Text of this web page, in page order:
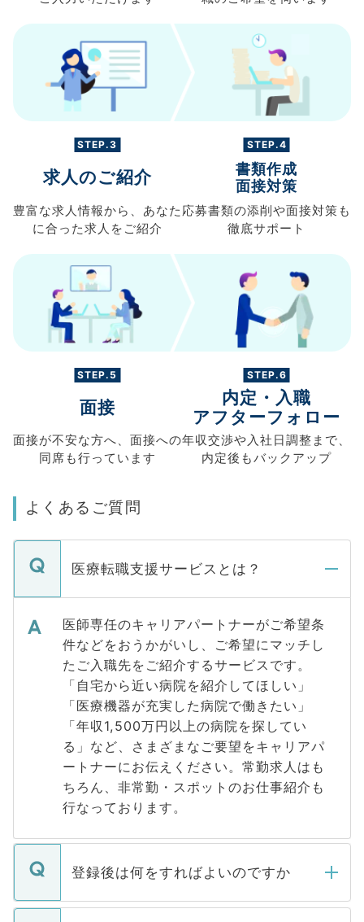
STEP.3
求人のご紹介
豊富な求人情報から、 あなた
に合った求人を ご紹介
STEP.4
書類作成
面接対策
応募書類の添削や面接対策も
徹底サポート
STEP.5
面接
面接が不安な方へ、 面接への
同席も行っています
STEP.6
内定・入職
アフターフォロー
年収交渉や入社日調整まで、
内定後もバックアップ
よくあるご質問
医療転職支援サービスとは？
医師専任のキャリアパートナーがご希望条
件などをおうかがいし、ご希望にマッチし
たご入職先をご紹介するサービスです。
「自宅から近い病院を紹介してほしい」
「医療機器が充実した病院で働きたい」
「年収1,500万円以上の病院を探してい
る」など、さまざまなご要望をキャリアパ
ートナーにお伝えください。常勤求人はも
ちろん、非常勤・スポットのお仕事紹介も
行なっております。
登録後は何をすればよいのですか
ご登録いただきましたら、弊社担当者がご